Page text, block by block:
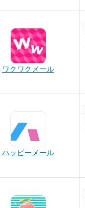
ワクワクメール
ハッピーメール